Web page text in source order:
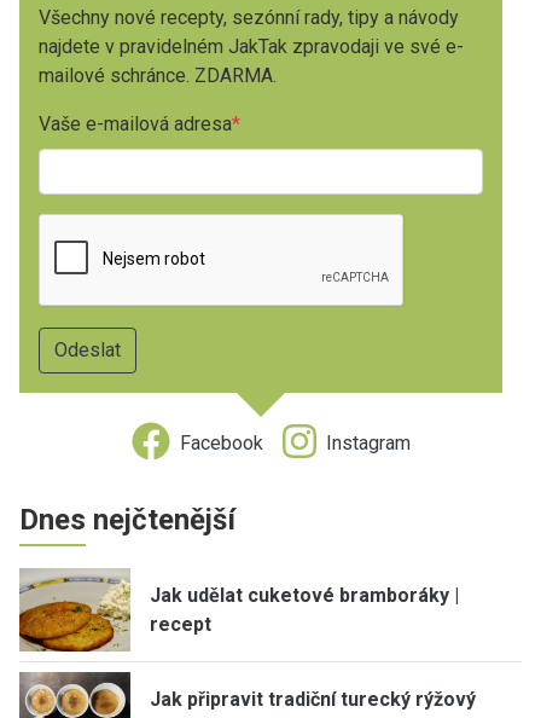
Všechny nové recepty, sezónní rady, tipy a návody
najdete v pravidelném JakTak zpravodaji ve své e-
mailové schránce. ZDARMA.
Vaše e-mailová adresa
Facebook Instagram
Dnes nejčtenější
Jak udělat cuketové bramboráky |
recept
Jak připravit tradiční turecký rýžový